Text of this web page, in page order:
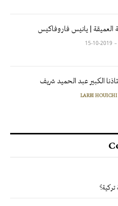
العميقة | يانيس فاروفاكيس
2019-10-15
الكبير عبد الحميد شريف
LARBI HOUICHI